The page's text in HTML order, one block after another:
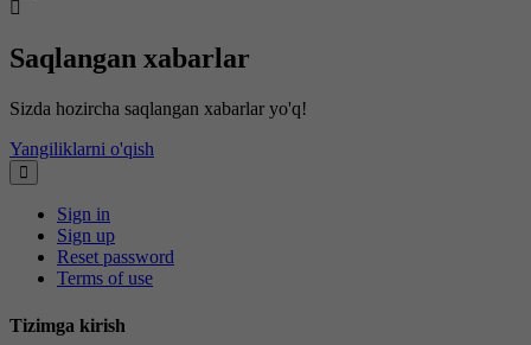
Saqlangan xabarlar
Sizda hozircha saqlangan xabarlar yo'q!
Yangiliklarni o'qish
Sign in
Sign up
Reset password
Terms of use
Tizimga kirish